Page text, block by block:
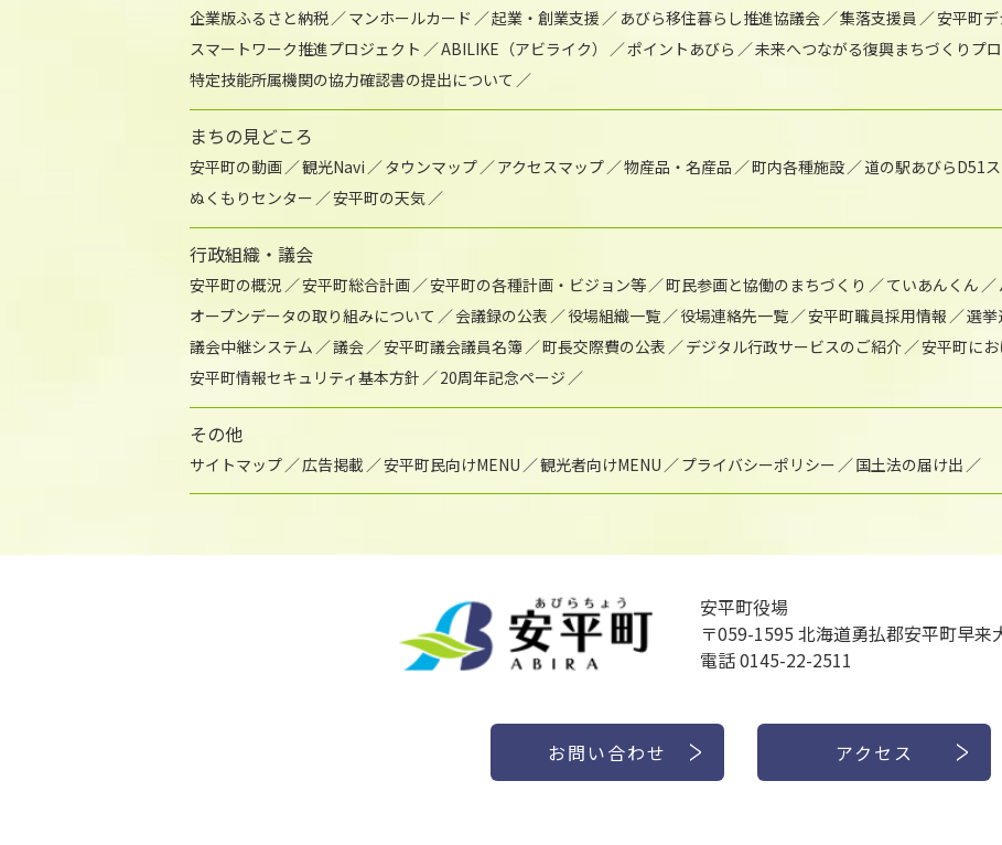
企業版ふるさと納税
マンホールカード 起業・創業支援 あびら移住暮らし推進協議会 集落支援員
安平町
スマートワーク推進プロジェクト
ABILIKE（アビライク） ポイントあびら 未来へつながる復興まちづくりプ
特定技能所属機関の協力確認書の提出について
まちの見どころ
安平町の動画 観光Navi タウンマップ アクセスマップ 物産品・名産品 町内各種施設 道の駅あびらD51
ぬくもりセンター
安平町の天気
行政組織・議会
安平町の概況 安平町総合計画 安平町の各種計画・ビジョン等 町民参画と協働のまちづくり ていあんくん
オープンデータの取り組みについて
会議録の公表 役場組織一覧 役場連絡先一覧 安平町職員採用情報 選挙
議会中継システム
議会 安平町議会議員名簿 町長交際費の公表 デジタル行政サービスのご紹介
安平町に
安平町情報セキュリティ基本方針
20周年記念ページ
その他
サイトマップ 広告掲載 安平町民向けMENU 観光者向けMENU プライバシーポリシー 国土法の届け出
安平町役場
〒059-1595 北海道勇払郡安平町早来
電話 0145-22-2511
お問い合わせ アクセス